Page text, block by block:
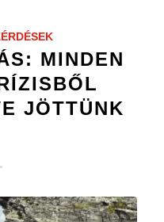
MINDEN
JÖTTÜNK